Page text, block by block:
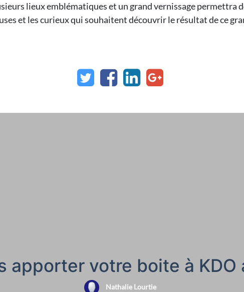
lieux emblématiques et un grand vernissage permettra
et les curieux qui souhaitent découvrir le résultat de ce
apporter votre boite à KDO
Nathalie Lourtie